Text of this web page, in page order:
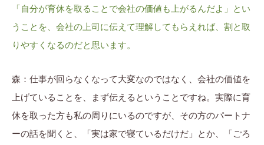
「自分が育休を取ることで会社の価値も上がるんだよ」とい
うことを、会社の上司に伝えて理解してもらえれば、割と取
りやすくなるのだと思います。
森：仕事が回らなくなって大変なのではなく、会社の価値を
上げていることを、まず伝えるということですね。実際に育
休を取った方も私の周りにいるのですが、その方のパートナ
ーの話を聞くと、「実は家で寝ているだけだ」とか、「ごろ